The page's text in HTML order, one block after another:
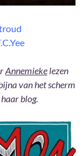
Annemieke lezen
van het scherm
blog.